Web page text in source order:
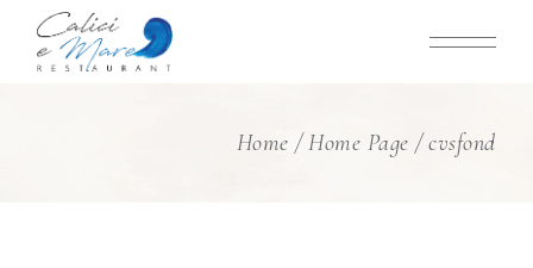
content
Home Home Page cvsfond